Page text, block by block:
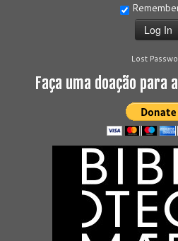
Lost
Faça uma doação para